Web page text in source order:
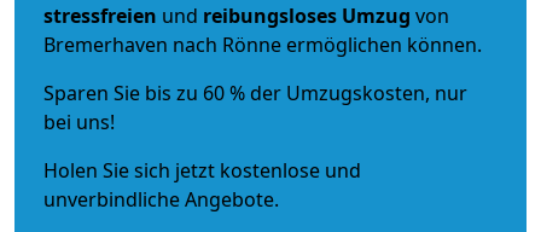
stressfreien und reibungsloses Umzug von
Bremerhaven nach Rönne ermöglichen können.
Sparen Sie bis zu 60 % der Umzugskosten, nur
bei uns!
Holen Sie sich jetzt kostenlose und
unverbindliche Angebote.